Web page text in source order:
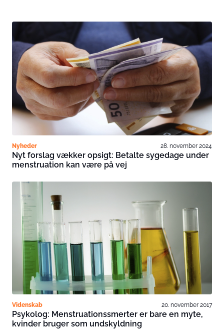
Nyheder 28. november 2024
Nyt forslag vækker opsigt: Betalte sygedage under
menstruation kan være på vej
Videnskab 20. november 2017
Psykolog: Menstruationssmerter er bare en myte,
kvinder bruger som undskyldning